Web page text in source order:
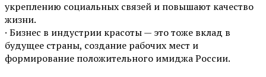
укреплению социальных связей и повышают качество
жизни.
· Бизнес в индустрии красоты — это тоже вклад в
будущее страны, создание рабочих мест и
формирование положительного имиджа России.